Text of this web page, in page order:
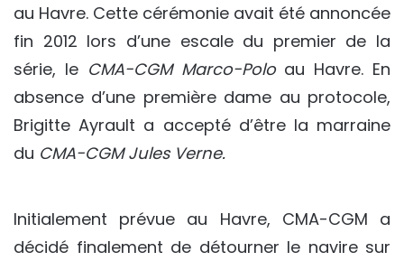
au Havre. Cette cérémonie avait été annoncée
fin 2012 lors d’une escale du premier de la
série, le CMA-CGM Marco-Polo au Havre. En
absence d’une première dame au protocole,
Brigitte Ayrault a accepté d’être la marraine
du CMA-CGM Jules Verne.
Initialement prévue au Havre, CMA-CGM a
décidé finalement de détourner le navire sur